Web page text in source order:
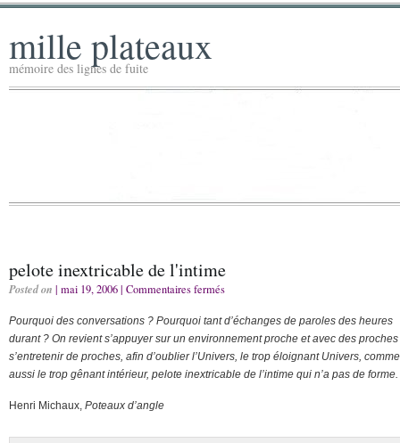
mille plateaux
mémoire des lignes de fuite
pelote inextricable de l'intime
Posted on | mai 19, 2006 | Commentaires fermés
Pourquoi des conversations ? Pourquoi tant d’échanges de paroles des heures
durant ? On revient s’appuyer sur un environnement proche et avec des proches
s’entretenir de proches, afin d’oublier l’Univers, le trop éloignant Univers, comme
aussi le trop gênant intérieur, pelote inextricable de l’intime qui n’a pas de forme.
Henri Michaux, Poteaux d’angle